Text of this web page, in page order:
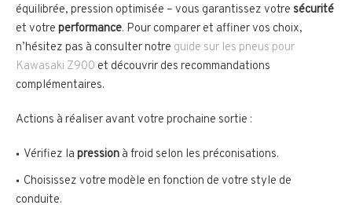
équilibrée, pression optimisée – vous garantissez votre sécurité
et votre performance. Pour comparer et affiner vos choix,
n’hésitez pas à consulter notre guide sur les pneus pour
Kawasaki Z900 et découvrir des recommandations
complémentaires.
Actions à réaliser avant votre prochaine sortie :
Vérifiez la pression à froid selon les préconisations.
Choisissez votre modèle en fonction de votre style de
conduite.